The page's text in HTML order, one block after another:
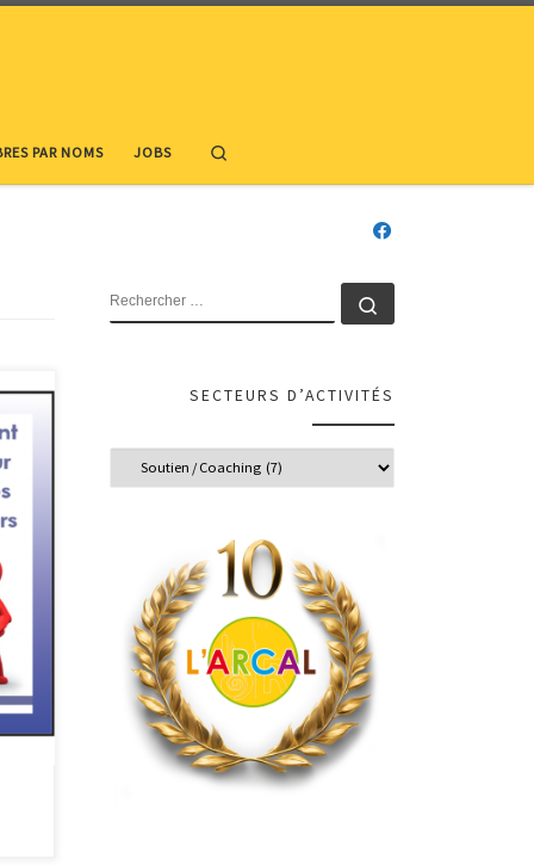
PAR NOMS JOBS
RECHERCHER
SECTEURS D’ACTIVITÉS